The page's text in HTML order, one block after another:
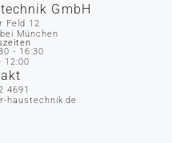
GmbH
Feld 12
München
- 16:30
12:00
4691
haustechnik.de